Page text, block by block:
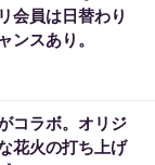
会員は日替わり
ンスあり。
コラボ。オリジ
花火の打ち上げ